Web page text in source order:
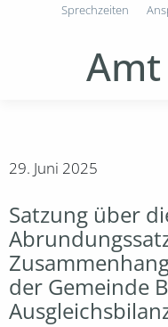
Sprechzeiten
29. Juni 2025
Satzung über
der Gemeinde